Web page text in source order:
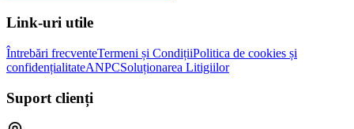
Link-uri utile
Întrebări frecventeTermeni și CondițiiPolitica de cookies și
confidențialitateANPCSoluționarea Litigiilor
Suport clienți